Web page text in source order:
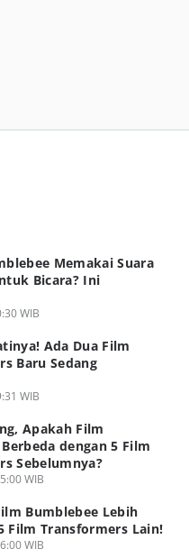
Memakai Suara
Bicara? Ini
WIB
Ada Dua Film
Baru Sedang
WIB
Apakah Film
dengan 5 Film
Sebelumnya?
WIB
Bumblebee Lebih
Film Transformers Lain!
WIB